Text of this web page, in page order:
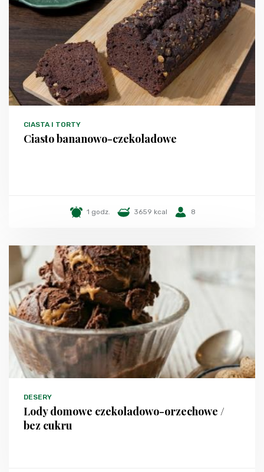
CIASTA I TORTY
Ciasto bananowo-czekoladowe
1 godz. 3659 kcal 8
DESERY
Lody domowe czekoladowo-orzechowe /
bez cukru